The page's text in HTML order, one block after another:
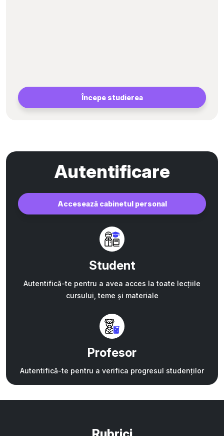
Începe studierea
Autentificare
Accesează cabinetul personal
Student
Autentifică-te pentru a avea acces la toate lecțiile
cursului, teme și materiale
Profesor
Autentifică-te pentru a verifica progresul studenților